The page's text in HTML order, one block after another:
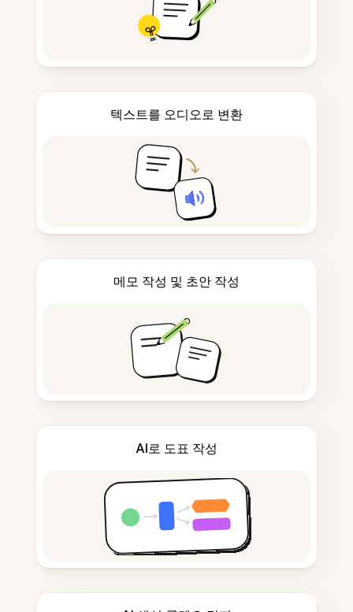
텍스트를 오디오로 변환
메모 작성 및 초안 작성
AI로 도표 작성